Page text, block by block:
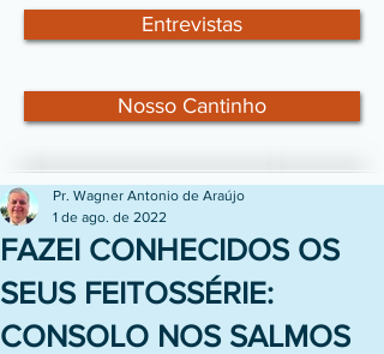
Entrevistas
Nosso Cantinho
FAZEI CONHECIDOS OS
SEUS FEITOSSÉRIE:
CONSOLO NOS SALMOS
Pr. Wagner Antonio de Araújo
1 de ago. de 2022